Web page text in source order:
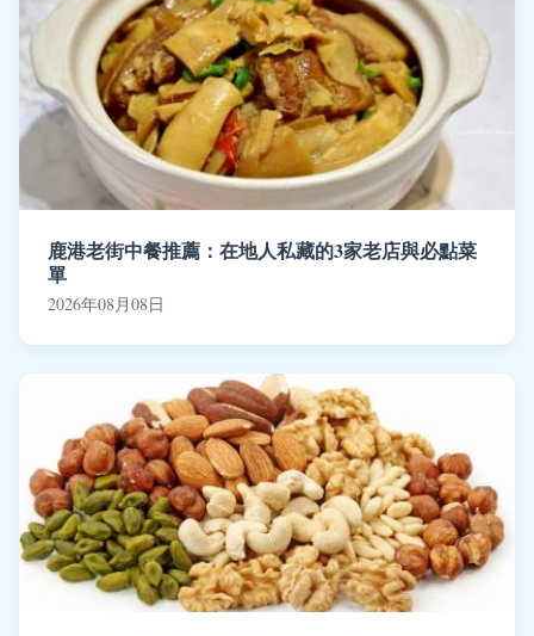
鹿港老街中餐推薦：在地人私藏的3家老店與必點菜
單
2026年08月08日